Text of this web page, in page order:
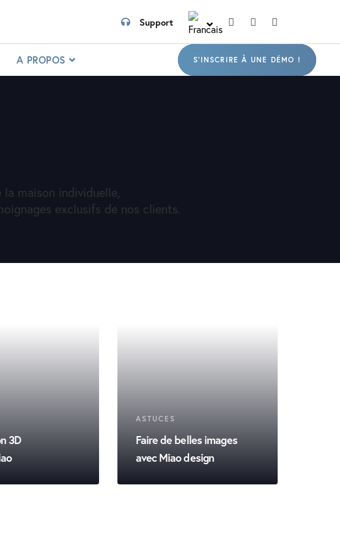
Support
A PROPOS S'INSCRIRE À UNE DÉMO !
maison individuelle,
exclusifs de nos clients.
3D
ASTUCES
Faire de belles images
avec Miao design